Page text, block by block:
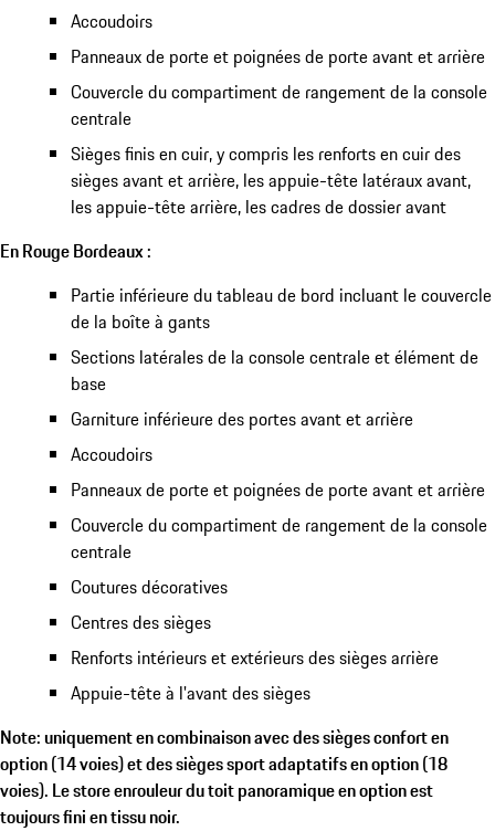
Accoudoirs
Panneaux de porte et poignées de porte avant et arrière
Couvercle du compartiment de rangement de la console
centrale
Sièges finis en cuir, y compris les renforts en cuir des
sièges avant et arrière, les appuie-tête latéraux avant,
les appuie-tête arrière, les cadres de dossier avant
En Rouge Bordeaux :
Partie inférieure du tableau de bord incluant le couvercle
de la boîte à gants
Sections latérales de la console centrale et élément de
base
Garniture inférieure des portes avant et arrière
Accoudoirs
Panneaux de porte et poignées de porte avant et arrière
Couvercle du compartiment de rangement de la console
centrale
Coutures décoratives
Centres des sièges
Renforts intérieurs et extérieurs des sièges arrière
Appuie-tête à l'avant des sièges
Note: uniquement en combinaison avec des sièges confort en
option (14 voies) et des sièges sport adaptatifs en option (18
voies). Le store enrouleur du toit panoramique en option est
toujours fini en tissu noir.